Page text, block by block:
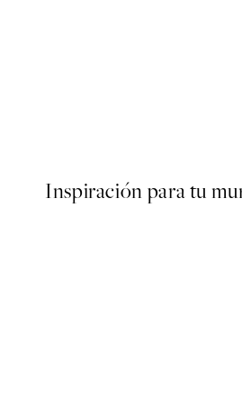
Inspiración para tu